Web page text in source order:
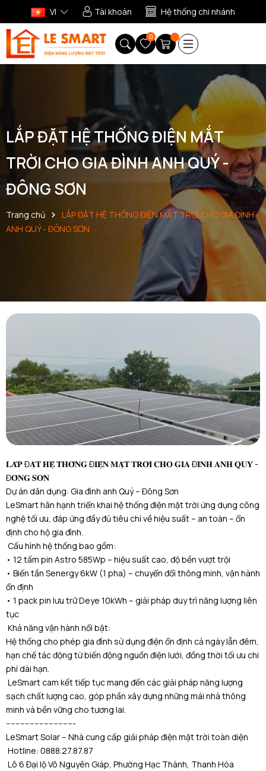
VI Tài khoản Hệ thống chi nhánh
0
LẮP ĐẶT HỆ THỐNG ĐIỆN MẮT
TRỜI CHO GIA ĐÌNH ANH QUÝ -
ĐÔNG SƠN
Trang chủ
LẮP ĐẶT HỆ THỐNG ĐIỆN MẮT TRỜI CHO GIA ĐÌNH
ANH QUÝ - ĐÔNG SƠN
𝐋𝐀̆́𝐏 Đ𝐀̣̆𝐓 𝐇𝐄̣̂ 𝐓𝐇𝐎̂́𝐍𝐆 Đ𝐈𝐄̣̂𝐍 𝐌𝐀̣̆𝐓 𝐓𝐑𝐎̛̀𝐈 𝐂𝐇𝐎 𝐆𝐈𝐀 Đ𝐈̀𝐍𝐇 𝐀𝐍𝐇 𝐐𝐔𝐘́ -
Đ𝐎̂𝐍𝐆 𝐒𝐎̛𝐍
Dự án dân dụng: Gia đình anh Quý – Đông Sơn
LeSmart hân hạnh triển khai hệ thống điện mặt trời ứng dụng công
nghệ tối ưu, đáp ứng đầy đủ tiêu chí về hiệu suất – an toàn – ổn
định cho hộ gia đình.
Cấu hình hệ thống bao gồm:
• 12 tấm pin Astro 585Wp – hiệu suất cao, độ bền vượt trội
• Biến tần Senergy 6kW (1 pha) – chuyển đổi thông minh, vận hành
ổn định
• 1 pack pin lưu trữ Deye 10kWh – giải pháp duy trì năng lượng liên
tục
Khả năng vận hành nổi bật:
Hệ thống cho phép gia đình sử dụng điện ổn định cả ngày lẫn đêm,
hạn chế tác động từ biến động nguồn điện lưới, đồng thời tối ưu chi
phí dài hạn.
LeSmart cam kết tiếp tục mang đến các giải pháp năng lượng
sạch chất lượng cao, góp phần xây dựng những mái nhà thông
minh và bền vững cho tương lai.
-----------------------------
LeSmart Solar – Nhà cung cấp giải pháp điện mặt trời toàn diện
Hotline: 0888.27.87.87
Lô 6 Đại lộ Võ Nguyên Giáp, Phường Hạc Thành, Thanh Hóa